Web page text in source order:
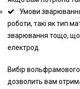
Умови
роботи, такі як тип
зварювання тощо,
електрод.
Вибір
дозволить вам